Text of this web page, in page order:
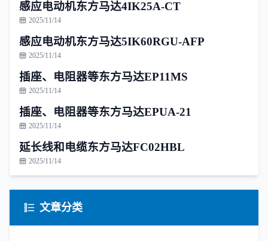
感应电动机东方马达4IK25A-CT
2025/11/14
感应电动机东方马达5IK60RGU-AFP
2025/11/14
插座、电阻器等东方马达EP11MS
2025/11/14
插座、电阻器等东方马达EPUA-21
2025/11/14
延长线和电缆东方马达FC02HBL
2025/11/14
文章分类